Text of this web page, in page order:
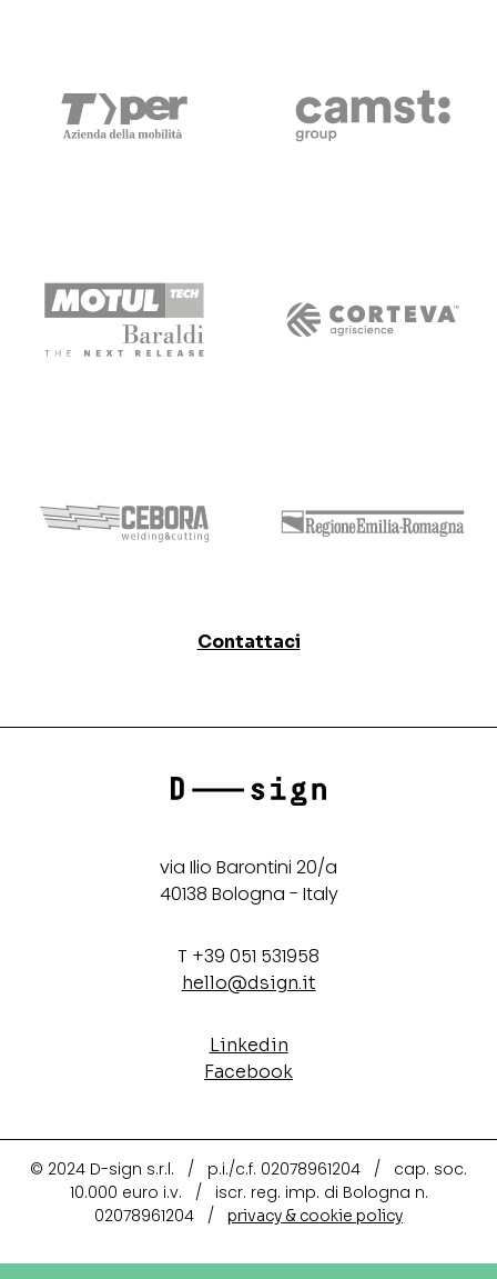
Contattaci
via Ilio Barontini 20/a
40138 Bologna - Italy
T +39 051 531958
hello@dsign.it
Linkedin
Facebook
© 2024 D-sign s.r.l. / p.i./c.f. 02078961204 / cap. soc.
10.000 euro i.v. / iscr. reg. imp. di Bologna n.
02078961204 / privacy & cookie policy